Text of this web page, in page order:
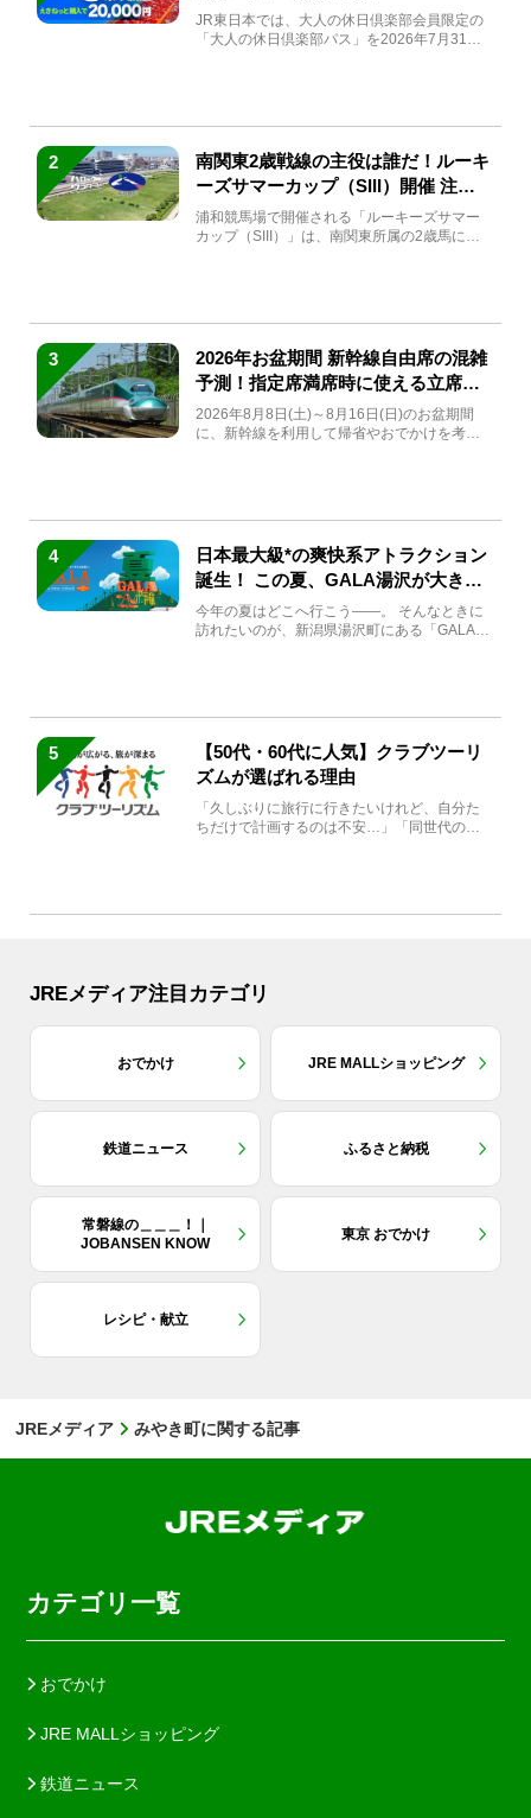
JR東日本では、大人の休日倶楽部会員限定の
「大人の休日倶楽部パス」を2026年7月31日
2
南関東2歳戦線の主役は誰だ！ルーキ
ーズサマーカップ（SIII）開催 注目
馬と見どころをチェック
浦和競馬場で開催される「ルーキーズサマー
カップ（SIII）」は、南関東所属の2歳馬によ
3
2026年お盆期間 新幹線自由席の混雑
予測！指定席満席時に使える立席特
急券も解説
2026年8月8日(土)～8月16日(日)のお盆期間
に、新幹線を利用して帰省やおでかけを考え
4
日本最大級*の爽快系アトラクション
誕生！ この夏、GALA湯沢が大きく
生まれ変わる
今年の夏はどこへ行こう――。 そんなときに
訪れたいのが、新潟県湯沢町にある「GALA湯
5
【50代・60代に人気】クラブツーリ
ズムが選ばれる理由
「久しぶりに旅行に行きたいけれど、自分た
ちだけで計画するのは不安…」「同世代の方
JREメディア注目カテゴリ
おでかけ JRE MALLショッピング
鉄道ニュース ふるさと納税
常磐線の＿＿＿！｜
JOBANSEN KNOW
東京 おでかけ
レシピ・献立
JREメディア みやき町に関する記事
カテゴリ一覧
おでかけ
JRE MALLショッピング
鉄道ニュース